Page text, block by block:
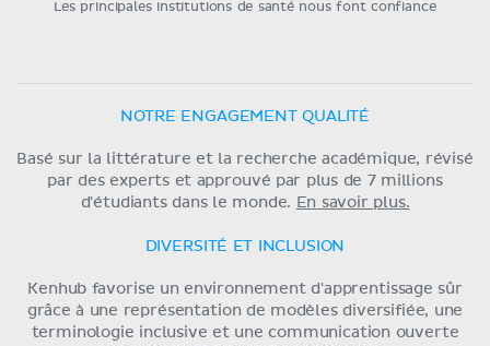
Les principales institutions de santé nous font confiance
NOTRE ENGAGEMENT QUALITÉ
Basé sur la littérature et la recherche académique, révisé
par des experts et approuvé par plus de 7 millions
d'étudiants dans le monde. En savoir plus.
DIVERSITÉ ET INCLUSION
Kenhub favorise un environnement d'apprentissage sûr
grâce à une représentation de modèles diversifiée, une
terminologie inclusive et une communication ouverte